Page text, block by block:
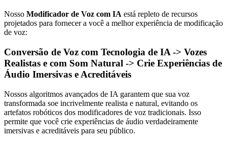
Nosso Modificador de Voz com IA está repleto de recursos
projetados para fornecer a você a melhor experiência de modificação
de voz:
Conversão de Voz com Tecnologia de IA -> Vozes
Realistas e com Som Natural -> Crie Experiências de
Áudio Imersivas e Acreditáveis
Nossos algoritmos avançados de IA garantem que sua voz
transformada soe incrivelmente realista e natural, evitando os
artefatos robóticos dos modificadores de voz tradicionais. Isso
permite que você crie experiências de áudio verdadeiramente
imersivas e acreditáveis para seu público.